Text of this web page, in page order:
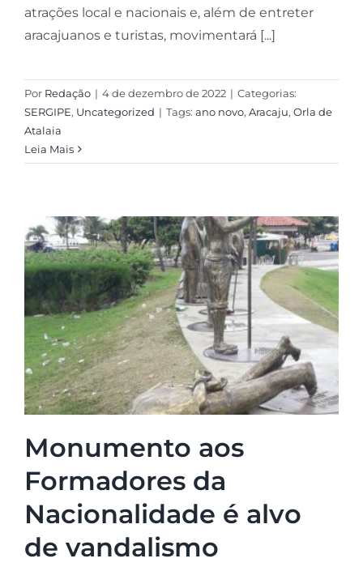
atrações local e nacionais e, além de entreter
aracajuanos e turistas, movimentará [...]
Por Redação | 4 de dezembro de 2022 | Categorias:
SERGIPE, Uncategorized | Tags: ano novo, Aracaju, Orla de
Atalaia
Leia Mais
Monumento aos
Formadores da
Nacionalidade é alvo
de vandalismo